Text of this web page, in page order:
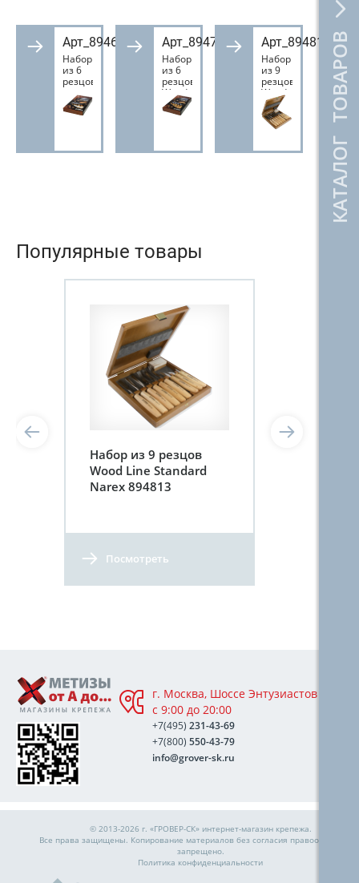
КАТАЛОГ ТОВАРОВ
Арт_894610
Набор
из 6
резцов
точильным
камнем
Standard
Арт_894710
Набор
из 6
резцов
Wood
Line
Standard
Арт_894813
Набор
из 9
резцов
Wood
Line
Standard
Narex
Популярные товары
Набор из 9 резцов
Wood Line Standard
Narex 894813
Посмотреть
г. Москва, Шоссе Энтузиастов 76А,
с 9:00 до 20:00
+7(495) 231-43-69
+7(800) 550-43-79
info@grover-sk.ru
© 2013-2026 г. «ГРОВЕР-СК» интернет-магазин крепежа
Все права защищены. Копирование материалов без согласия
запрещено.
Политика конфиденциальности